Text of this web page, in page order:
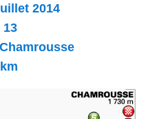
2014
13